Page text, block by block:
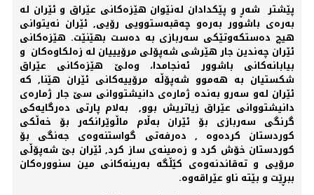
پێشتر شەڕ و پێكدادان لەنێوان هێزەكانی عێراق و ئێران لە
بەرەی باشوور بەرەو چەقبەستوویی رۆیی, ئێران نەیتوانی
هیچ دەستكەوتێكی سەربازی بە دەست بهێنێت. هێزەكانی
ئێران چەندین جار هێرشی شەپۆلی مرۆیییان لە زەلكاوەكان و
بیابانەكانی باشوور ئەنجامدا، وەلێ هێزەكانی عێراق
شكستیان بە هەموو شەپۆڵە مرۆییەكانی ئێران هێنا, كە
ئێران لەو سەرو بەندە ژمارەی دانیشتووانی سێ جار ژمارەی
دانیشتووانی عێراق زیاتریش بوو, بەلام پارتی دەرگایەكی
گرنگی سەربازی بۆ ئێران بەڵام ماڵوێرانكەر بۆ خەڵكی
كوردستان كردەوە , دەرفەتی گواستنەوەی جەنگی بۆ
كوردستان خۆش كرد و زەمینەی ساز كرد, ئێران بێ شەپۆڵی
مرۆیی و تەقاندنەوەی كێڵگە بەرینەكانی مین سنوورەكان
ببڕێت و بێتە ناو عێراقەوە.